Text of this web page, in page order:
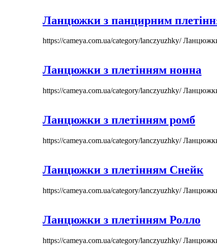
Ланцюжки з панцирним
https://cameya.com.ua/category/lanczyuzhky/
Ланцюжки з плетінням нонна
https://cameya.com.ua/category/lanczyuzhky/
Ланцюжки з плетінням ромб
https://cameya.com.ua/category/lanczyuzhky/
Ланцюжки з плетінням Снейк
https://cameya.com.ua/category/lanczyuzhky/
Ланцюжки з плетінням Ролло
https://cameya.com.ua/category/lanczyuzhky/